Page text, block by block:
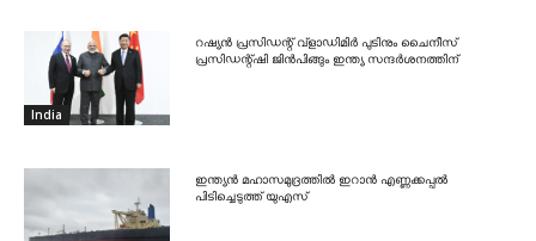
India
റഷ്യൻ പ്രസിഡന്റ് വ്‌ളാഡിമിർ പുടിനും ചൈനീസ്
പ്രസിഡന്റ്ഷി ജിൻപിങ്ങും ഇന്ത്യ സന്ദർശനത്തിന്
ഇന്ത്യൻ മഹാസമുദ്രത്തിൽ ഇറാൻ എണ്ണക്കപ്പൽ
പിടിച്ചെടുത്ത് യുഎസ്